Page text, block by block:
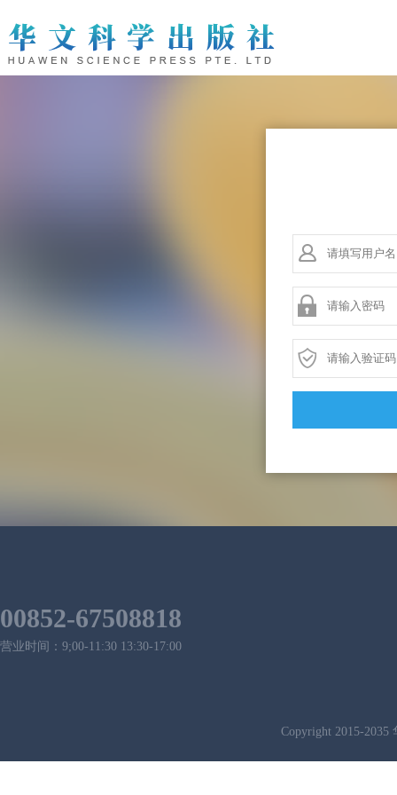
00852-67508818
营业时间：9;00-11:30 13:30-17:00
Copyright 2015-